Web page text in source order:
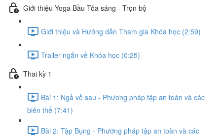
Giới thiệu Yoga Bầu Tỏa sáng - Trọn bộ
Giới thiệu và Hướng dẫn Tham gia Khóa học (2:59)
Trailer ngắn về Khóa học (0:25)
Thai kỳ 1
Bài 1: Ngả về sau - Phương pháp tập an toàn và các
biến thể (7:41)
Bài 2: Tập Bụng - Phương pháp tập an toàn và các